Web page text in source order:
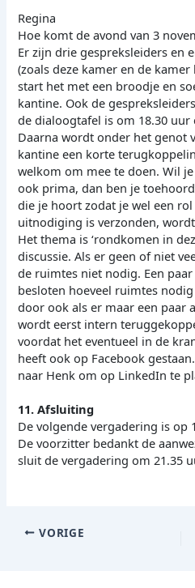
Regina
Hoe komt de avond van 3
Er zijn drie gespreksleiders en
(zoals deze kamer en de
start het met een broodje en
kantine. Ook de
de dialoogtafel is om 18.30 uur
Daarna wordt onder het genot
kantine een korte
welkom om mee te doen. Wil
ook prima, dan ben je
die je hoort zodat je wel een
uitnodiging is verzonden,
Het thema is ‘rondkomen in
discussie. Als er geen of niet
de ruimtes niet nodig. Een
besloten hoeveel ruimtes
door ook als er maar een paar
wordt eerst intern
voordat het eventueel in de
heeft ook op Facebook
naar Henk om op LinkedIn te
11. Afsluiting
De volgende vergadering is op
De voorzitter bedankt de
sluit de vergadering om 21.35
VORIGE